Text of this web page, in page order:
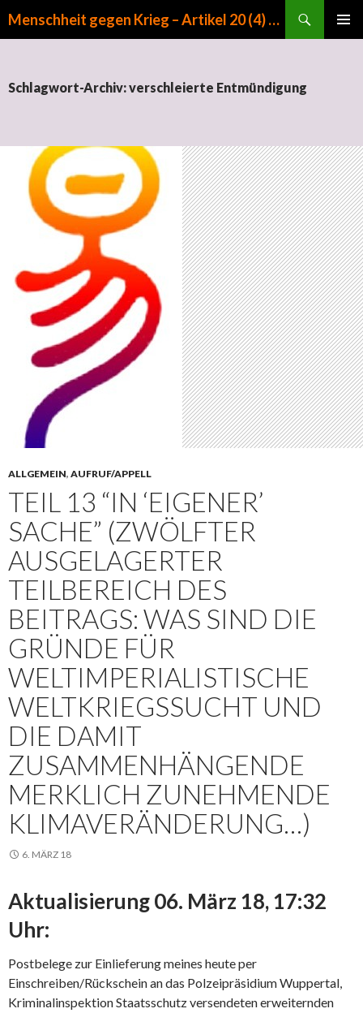
Menschheit gegen Krieg – Artikel 20 (4) GG
Schlagwort-Archiv: verschleierte Entmündigung
ALLGEMEIN, AUFRUF/APPELL
TEIL 13 “IN ‘EIGENER’
SACHE” (ZWÖLFTER
AUSGELAGERTER
TEILBEREICH DES
BEITRAGS: WAS SIND DIE
GRÜNDE FÜR
WELTIMPERIALISTISCHE
WELTKRIEGSSUCHT UND
DIE DAMIT
ZUSAMMENHÄNGENDE
MERKLICH ZUNEHMENDE
KLIMAVERÄNDERUNG…)
6. MÄRZ 18
Aktualisierung 06. März 18, 17:32
Uhr:
Postbelege zur Einlieferung meines heute per
Einschreiben/Rückschein an das Polzeipräsidium Wuppertal,
Kriminalinspektion Staatsschutz versendeten erweiternden